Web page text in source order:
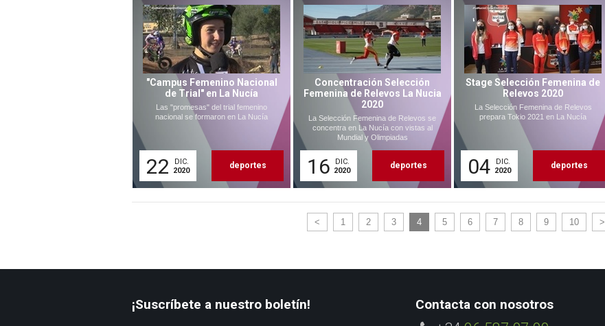
"Campus Femenino Nacional
de Trial" en La Nucía
Las "promesas" del trial femenino
nacional se formaron en La Nucía
22
DIC.
2020
deportes
Concentración Selección
Femenina de Relevos La Nucia
2020
La Selección Femenina de Relevos se
concentra en La Nucía con vistas al
Mundial y Olimpiadas
16
DIC.
2020
deportes
Stage Selección Femenina de
Relevos 2020
La Selección Femenina de Relevos
prepara Tokio 2021 en La Nucía
04
DIC.
2020
deportes
< 1 2 3 4 5 6 7 8 9 10 >
¡Suscríbete a nuestro boletín! Contacta con nosotros